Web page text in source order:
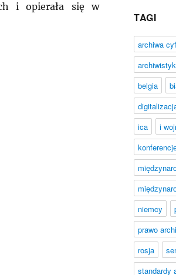
i opierała się w
niemieckojęzycznych w
TAGI
archiwa
belgia
ica
i
niemcy
prawo
rosja
standardy